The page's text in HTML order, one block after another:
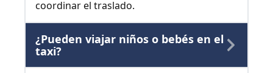
coordinar el traslado.
¿Pueden viajar niños o bebés en el
taxi?